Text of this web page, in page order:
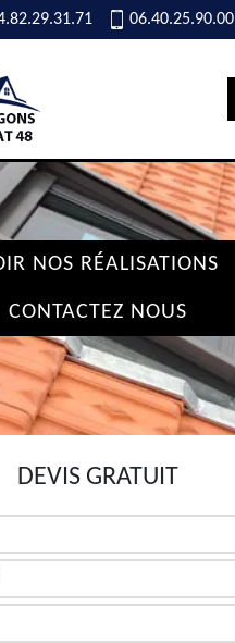
06.40.25.90.00
NOS RÉALISATIONS
CONTACTEZ NOUS
DEVIS GRATUIT